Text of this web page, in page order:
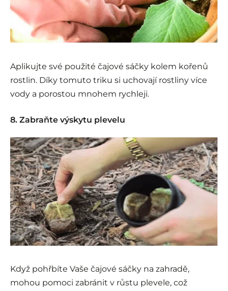
Aplikujte své použité čajové sáčky kolem kořenů
rostlin. Díky tomuto triku si uchovají rostliny více
vody a porostou mnohem rychleji.
8. Zabraňte výskytu plevelu
Když pohřbíte Vaše čajové sáčky na zahradě,
mohou pomoci zabránit v růstu plevele, což